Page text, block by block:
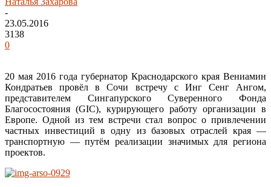
-
23.05.2016
3138
0
20 мая 2016 года губернатор Краснодарского края Вениамин
Кондратьев провёл в Сочи встречу с Инг Сенг Ангом,
представителем Сингапурского Суверенного Фонда
Благосостояния (GIC), курирующего работу организации в
Европе. Одной из тем встречи стал вопрос о привлечении
частных инвестиций в одну из базовых отраслей края —
транспортную — путём реализации значимых для региона
проектов.